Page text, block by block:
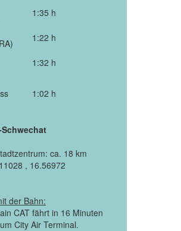
1:35 h
1:22 h
1:32 h
1:02 h
ca. 18 km
, 16.56972
der Bahn:
CAT fährt in 16 Minuten
City Air Terminal.